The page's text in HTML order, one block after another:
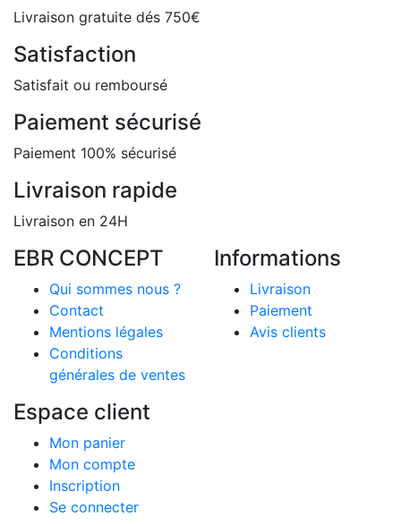
Livraison gratuite dés 750€
Satisfaction
Satisfait ou remboursé
Paiement sécurisé
Paiement 100% sécurisé
Livraison rapide
Livraison en 24H
EBR CONCEPT
Qui sommes nous ?
Contact
Mentions légales
Conditions
générales de ventes
Informations
Livraison
Paiement
Avis clients
Espace client
Mon panier
Mon compte
Inscription
Se connecter